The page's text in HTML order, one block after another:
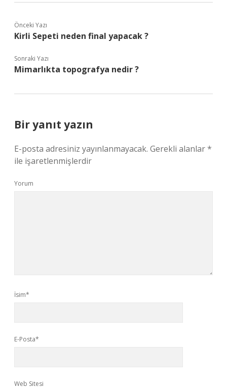
Önceki Yazı
Kirli Sepeti neden final yapacak ?
Sonraki Yazı
Mimarlıkta topografya nedir ?
Bir yanıt yazın
E-posta adresiniz yayınlanmayacak. Gerekli alanlar*
ile işaretlenmişlerdir
Yorum
İsim*
E-Posta*
Web Sitesi